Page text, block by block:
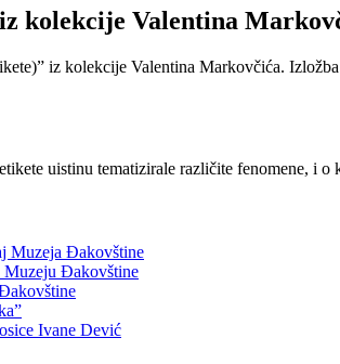
kolekcije Valentina
iz kolekcije Valentina Markovčića.
uistinu tematizirale različite fenomene, i
Muzeja Đakovštine
Muzeju Đakovštine
Ivane Dević